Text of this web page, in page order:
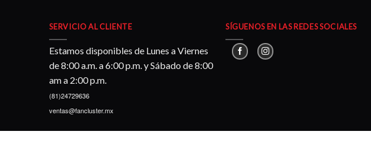
SERVICIO AL CLIENTE
Estamos disponibles de Lunes a Viernes
de 8:00 a.m. a 6:00 p.m. y Sábado de 8:00
am a 2:00 p.m.
(81)24729636
ventas@fancluster.mx
SÍGUENOS EN LAS REDES SOCIALES